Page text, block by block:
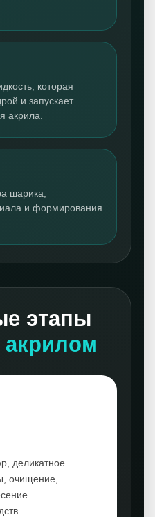
которая
и запускает
акрила.
шарика,
и формирования
этапы
акрилом
деликатное
очищение,